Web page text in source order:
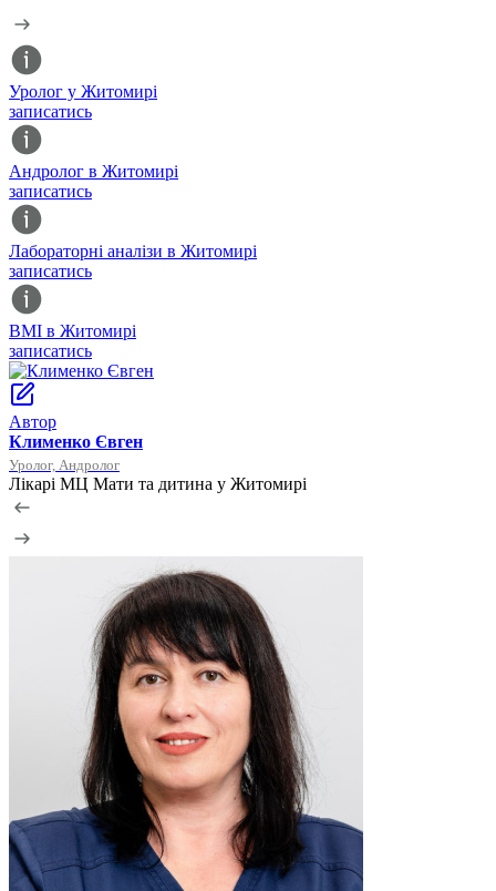
Уролог у Житомирі
записатись
Андролог в Житомирі
записатись
Лабораторні аналізи в Житомирі
записатись
ВМІ в Житомирі
записатись
Автор
Клименко Євген
Уролог, Андролог
Лікарі МЦ Мати та дитина у Житомирі